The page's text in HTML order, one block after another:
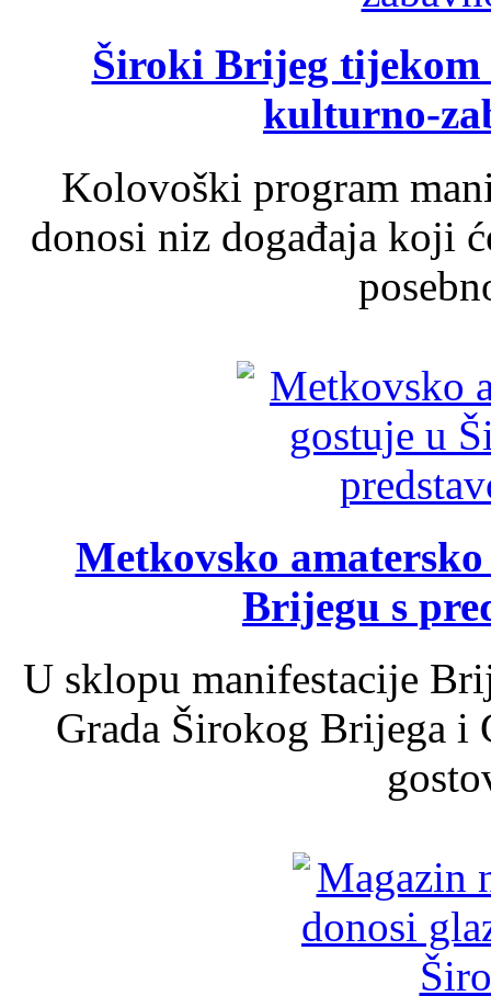
Široki Brijeg tijekom
kulturno-
Kolovoški program
donosi niz događaja koji
Metkovsko
Brijegu s
U sklopu manifestacije
Grada Širokog Brijega